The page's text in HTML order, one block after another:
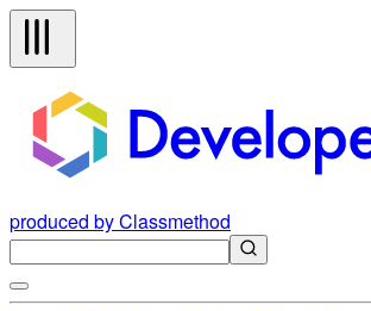
produced by Classmethod